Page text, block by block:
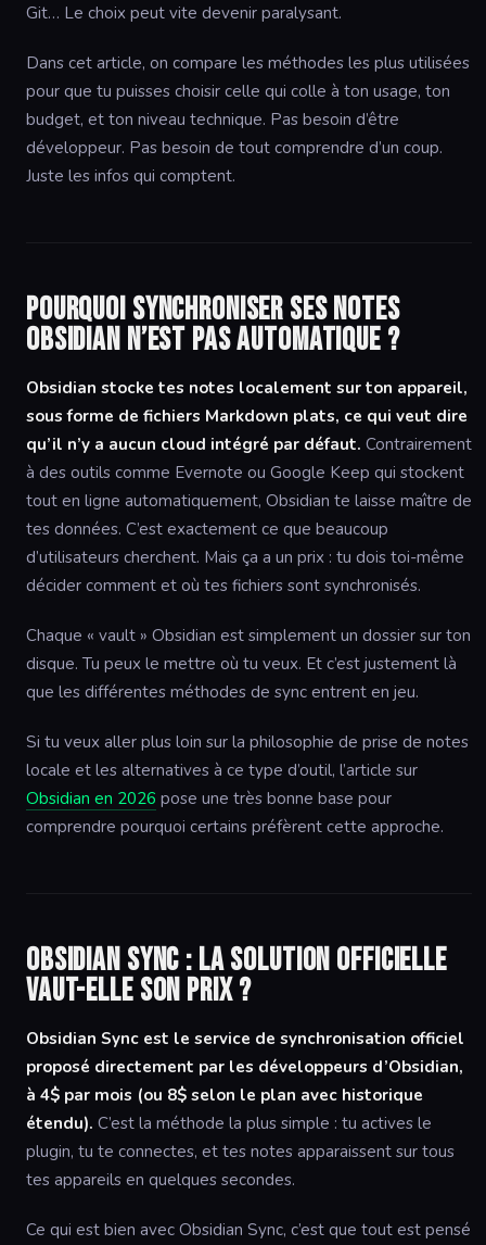
Git… Le choix peut vite devenir paralysant.
Dans cet article, on compare les méthodes les plus utilisées
pour que tu puisses choisir celle qui colle à ton usage, ton
budget, et ton niveau technique. Pas besoin d’être
développeur. Pas besoin de tout comprendre d’un coup.
Juste les infos qui comptent.
Pourquoi synchroniser ses notes
Obsidian n’est pas automatique ?
Obsidian stocke tes notes localement sur ton appareil,
sous forme de fichiers Markdown plats, ce qui veut dire
qu’il n’y a aucun cloud intégré par défaut. Contrairement
à des outils comme Evernote ou Google Keep qui stockent
tout en ligne automatiquement, Obsidian te laisse maître de
tes données. C’est exactement ce que beaucoup
d’utilisateurs cherchent. Mais ça a un prix : tu dois toi-même
décider comment et où tes fichiers sont synchronisés.
Chaque « vault » Obsidian est simplement un dossier sur ton
disque. Tu peux le mettre où tu veux. Et c’est justement là
que les différentes méthodes de sync entrent en jeu.
Si tu veux aller plus loin sur la philosophie de prise de notes
locale et les alternatives à ce type d’outil, l’article sur
Obsidian en 2026 pose une très bonne base pour
comprendre pourquoi certains préfèrent cette approche.
Obsidian Sync : la solution officielle
vaut-elle son prix ?
Obsidian Sync est le service de synchronisation officiel
proposé directement par les développeurs d’Obsidian,
à 4$ par mois (ou 8$ selon le plan avec historique
étendu). C’est la méthode la plus simple : tu actives le
plugin, tu te connectes, et tes notes apparaissent sur tous
tes appareils en quelques secondes.
Ce qui est bien avec Obsidian Sync, c’est que tout est pensé